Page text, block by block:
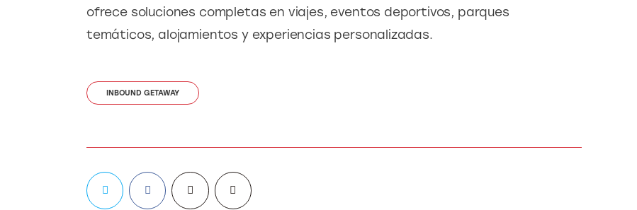
ofrece soluciones completas en viajes, eventos deportivos, parques
temáticos, alojamientos y experiencias personalizadas.
INBOUND GETAWAY